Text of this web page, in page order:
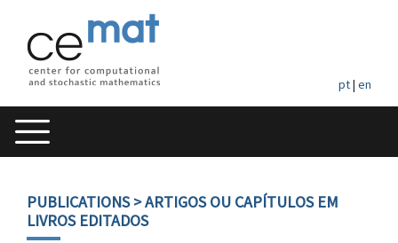
pt| en
PUBLICATIONS> ARTIGOS OU CAPÍTULOS EM
LIVROS EDITADOS